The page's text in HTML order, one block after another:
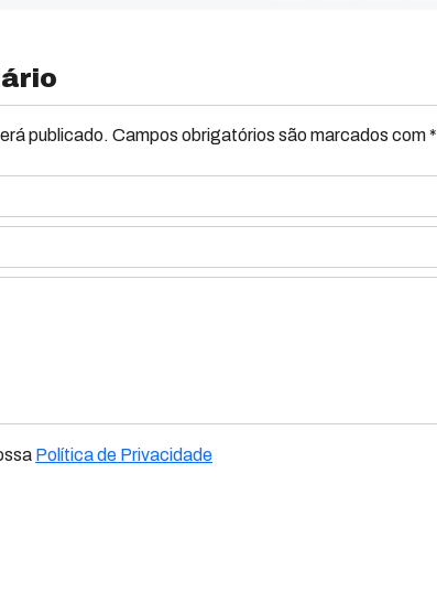
publicado. Campos obrigatórios são marcados com *
Política de Privacidade